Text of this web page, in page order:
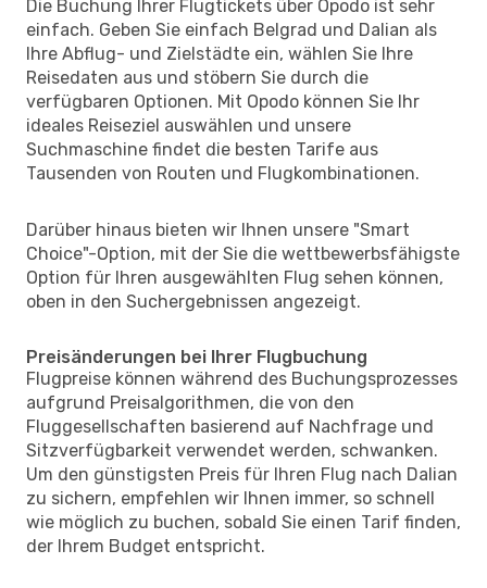
Die Buchung Ihrer Flugtickets über Opodo ist sehr
einfach. Geben Sie einfach Belgrad und Dalian als
Ihre Abflug- und Zielstädte ein, wählen Sie Ihre
Reisedaten aus und stöbern Sie durch die
verfügbaren Optionen. Mit Opodo können Sie Ihr
ideales Reiseziel auswählen und unsere
Suchmaschine findet die besten Tarife aus
Tausenden von Routen und Flugkombinationen.
Darüber hinaus bieten wir Ihnen unsere "Smart
Choice"-Option, mit der Sie die wettbewerbsfähigste
Option für Ihren ausgewählten Flug sehen können,
oben in den Suchergebnissen angezeigt.
Preisänderungen bei Ihrer Flugbuchung
Flugpreise können während des Buchungsprozesses
aufgrund Preisalgorithmen, die von den
Fluggesellschaften basierend auf Nachfrage und
Sitzverfügbarkeit verwendet werden, schwanken.
Um den günstigsten Preis für Ihren Flug nach Dalian
zu sichern, empfehlen wir Ihnen immer, so schnell
wie möglich zu buchen, sobald Sie einen Tarif finden,
der Ihrem Budget entspricht.